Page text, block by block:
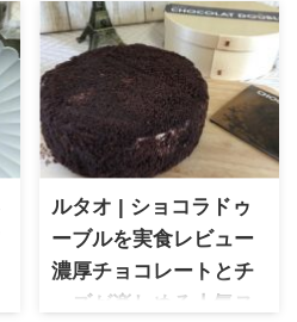
ルタオ | ショコラドゥ
ーブルを実食レビュー
濃厚チョコレートとチ
ーズが楽しめる人気ス